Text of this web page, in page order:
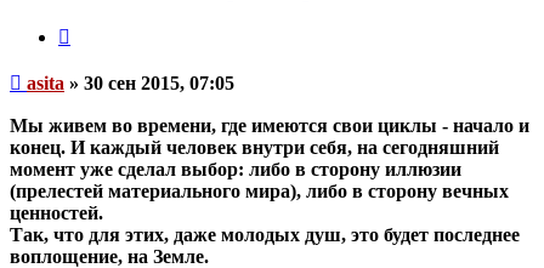
Непрочитанное
asita » 30 сен 2015, 07:05
Мы живем во времени, где имеются свои циклы - начало и
конец. И каждый человек внутри себя, на сегодняшний
момент уже сделал выбор: либо в сторону иллюзии
(прелестей материального мира), либо в сторону вечных
ценностей.
Так, что для этих, даже молодых душ, это будет последнее
воплощение, на Земле.